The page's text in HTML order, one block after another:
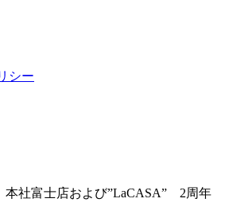
シー
社富士店および”LaCASA” 2周年